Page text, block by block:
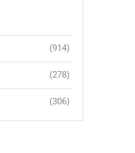
(914)
(278)
(306)